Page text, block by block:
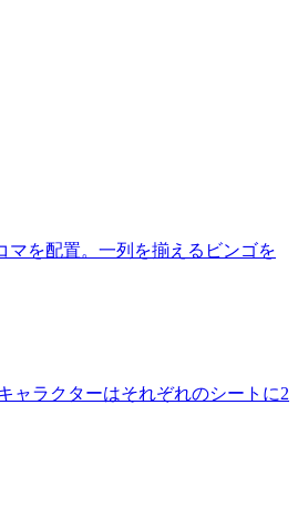
を配置。一列を揃えるビンゴを
ャラクターはそれぞれのシートに2